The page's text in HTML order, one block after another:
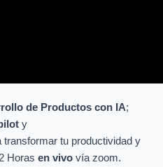
de Productos con IA;
y
transformar tu productividad y
Horas en vivo vía zoom.